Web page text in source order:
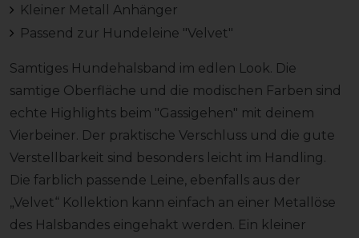
Kleiner Metall Anhänger
Passend zur Hundeleine "Velvet"
Samtiges Hundehalsband im edlen Look. Die
samtige Oberfläche und die modischen Farben sind
echte Highlights beim "Gassigehen" mit deinem
Vierbeiner. Der praktische Verschluss und die gute
Verstellbarkeit sind besonders leicht im Handling.
Die farblich passende Leine, ebenfalls aus der
„Velvet“ Kollektion kann einfach an einer Metallöse
des Halsbandes eingehakt werden. Ein kleiner